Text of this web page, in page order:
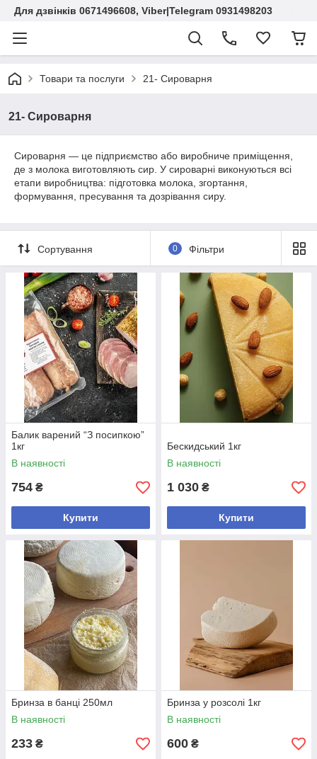
Для дзвінків 0671496608, Viber|Telegram 0931498203
Товари та послуги 21- Сироварня
21- Сироварня
Сироварня — це підприємство або виробниче приміщення,
де з молока виготовляють сир. У сироварні виконуються всі
етапи виробництва: підготовка молока, згортання,
формування, пресування та дозрівання сиру.
Сортування 0 Фільтри
Балик варений “З посипкою”
1кг
В наявності
754 ₴
Купити
Бескидський 1кг
В наявності
1 030 ₴
Купити
Бринза в банці 250мл
В наявності
233 ₴
Бринза у розсолі 1кг
В наявності
600 ₴